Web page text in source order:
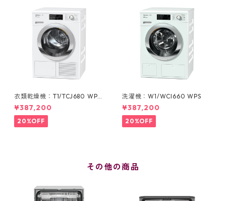
衣類乾燥機：T1/TCJ680 WP
(ヒートポンプ式 9 kg)
¥387,200
20%OFF
洗濯機：W1/WCI660 WPS
¥387,200
20%OFF
その他の商品